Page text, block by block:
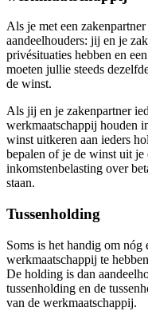
Als je met een
aandeelhouders: jij en je
privésituaties hebben en
moeten jullie steeds
de winst.
Als jij en je zakenpartner
werkmaatschappij houden
winst uitkeren aan ieders
bepalen of je de winst uit
inkomstenbelasting over
staan.
Tussenholding
Soms is het handig om nóg
werkmaatschappij te
De holding is dan
tussenholding en de
van de werkmaatschappij.